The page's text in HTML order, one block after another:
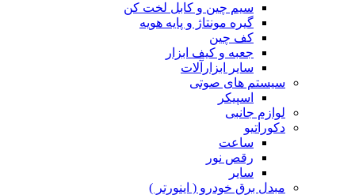
سیم چین و کابل لخت کن
گیره مونتاژ و پایه هویه
کف چین
جعبه و کیف ابزار
سایر ابزارآلات
سیستم های صوتی
اسپیکر
لوازم جانبی
دکوراتیو
ساعت
رقص نور
سایر
مبدل برق خودرو ( اینورتر )